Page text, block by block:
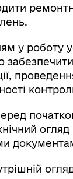
у роботу